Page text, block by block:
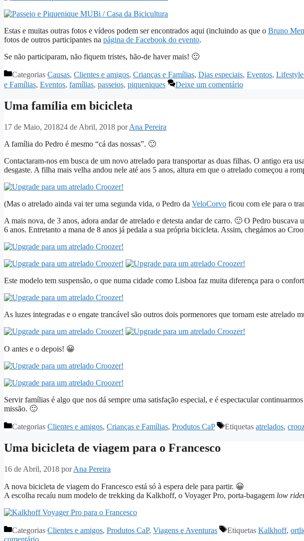
Estas e muitas outras fotos e vídeos podem ser encontrados aqui (incluindo as que o Bruno
fotos de outros participantes na página de Facebook do evento.
Se não participaram, não fiquem tristes, hão-de haver mais! 🙂
Categorias Causas, Clientes e amigos, Crianças e Famílias, Dias especiais, Eventos,
e Famílias, Eventos, famílias, passeios, piqueniques Deixe um comentário
Uma família em bicicleta
17 de Maio, 201824 de Abril, 2018 porAna Pereira
A família do Pedro é mesmo “cá das nossas”. 🙂
Contactaram-nos em busca de um novo atrelado para transportar as duas filhas. O antigo era
desgaste. A filha mais velha andou nele até aos 5 anos, altura em que o atrelado começou a
(Mas o atrelado ainda vai ter uma segunda vida, o Pedro da VeloCorvo ficou com ele para o
A mais nova, de 3 anos, adora andar de atrelado e detesta andar de carro. 🙂 O Pedro buscava
6 anos. Entretanto a mana de 8 anos já pedala a sua própria bicicleta. Assim, chegámos ao
Este modelo tem suspensão, o que numa cidade como Lisboa faz muita diferença para o
As luzes integradas e o engate trancável são outros dois pormenores que tornam este atrelado
O antes e o depois! 😀
Servir famílias é algo que nos dá sempre uma satisfação especial, e é espectacular
missão. 🙂
Categorias Clientes e amigos, Crianças e Famílias, Produtos CaP Etiquetas atrelados,
Uma bicicleta de viagem para o Francesco
16 de Abril, 2018 porAna Pereira
A nova bicicleta de viagem do Francesco está só à espera dele para partir. 😀
A escolha recaíu num modelo de trekking da Kalkhoff, o Voyager Pro, porta-bagagem low
Categorias Clientes e amigos, Produtos CaP, Viagens e Aventuras Etiquetas Kalkhoff,
comentário